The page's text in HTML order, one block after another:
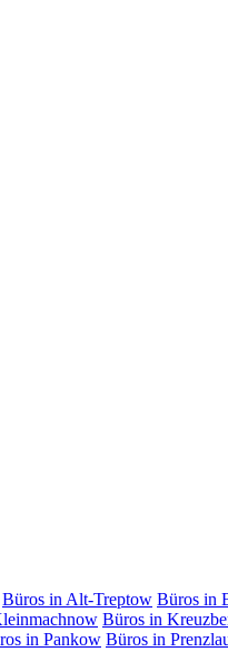
Büros in Alt-Treptow Büros in
Büros in
in Pankow Büros in